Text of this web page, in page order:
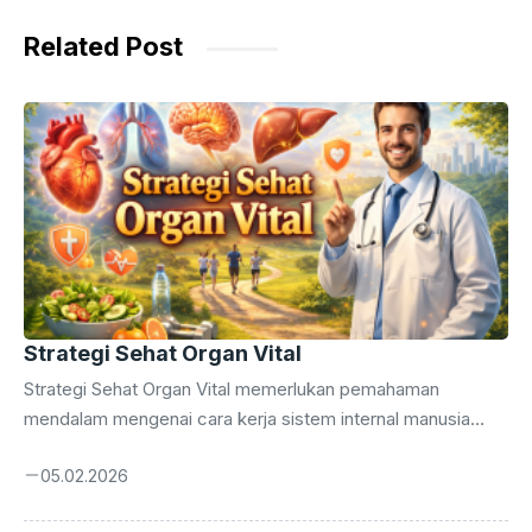
o
p
Related Post
Strategi Sehat Organ Vital
Strategi Sehat Organ Vital memerlukan pemahaman
mendalam mengenai cara kerja sistem internal manusia
agar kualitas hidup tetap terjaga hingga masa tua nanti.
05.02.2026